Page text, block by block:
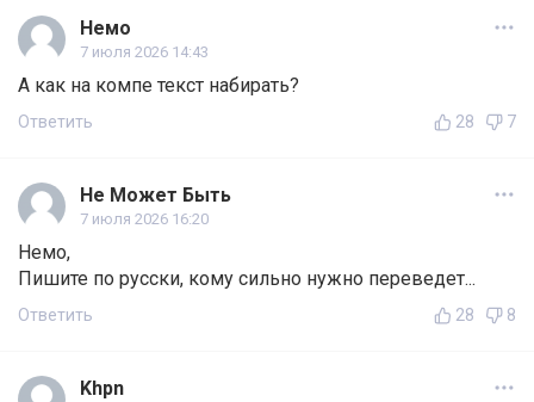
Немо
7 июля 2026 14:43
А как на компе текст набирать?
Ответить 28 7
Не Может Быть
7 июля 2026 16:20
Немо,
Пишите по русски, кому сильно нужно переведет...
Ответить 28 8
Khpn